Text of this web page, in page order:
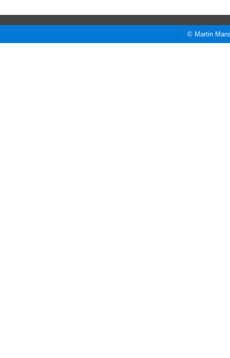
© Martin